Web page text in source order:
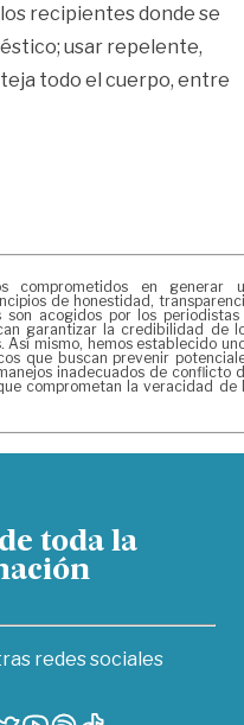
recipientes donde se
usar repelente,
todo el cuerpo, entre
comprometidos en generar
de honestidad,
son acogidos por los periodistas
garantizar la credibilidad de
mismo, hemos establecido
que buscan prevenir
inadecuados de conflicto
comprometan la veracidad de
toda la
redes sociales